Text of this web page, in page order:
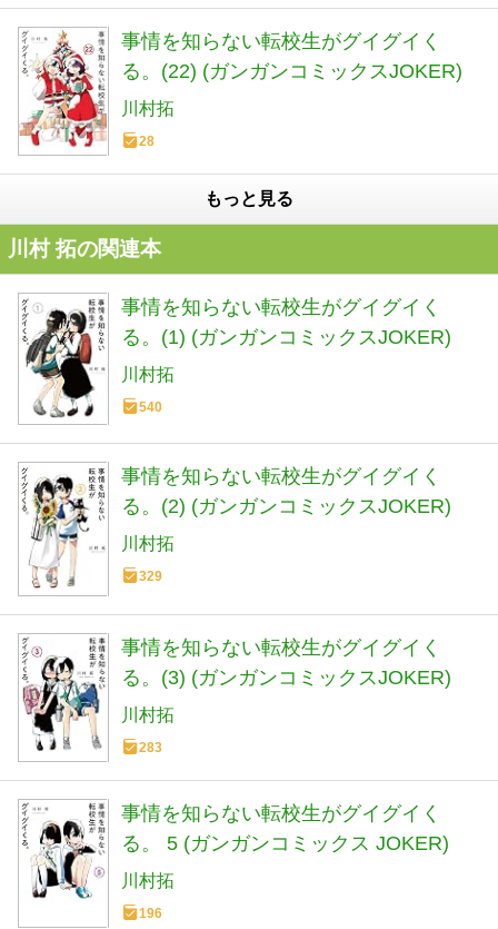
事情を知らない転校生がグイグイく
る。(22) (ガンガンコミックスJOKER)
川村拓
28
もっと見る
川村 拓の関連本
事情を知らない転校生がグイグイく
る。(1) (ガンガンコミックスJOKER)
川村拓
540
事情を知らない転校生がグイグイく
る。(2) (ガンガンコミックスJOKER)
川村拓
329
事情を知らない転校生がグイグイく
る。(3) (ガンガンコミックスJOKER)
川村拓
283
事情を知らない転校生がグイグイく
る。 5 (ガンガンコミックス JOKER)
川村拓
196